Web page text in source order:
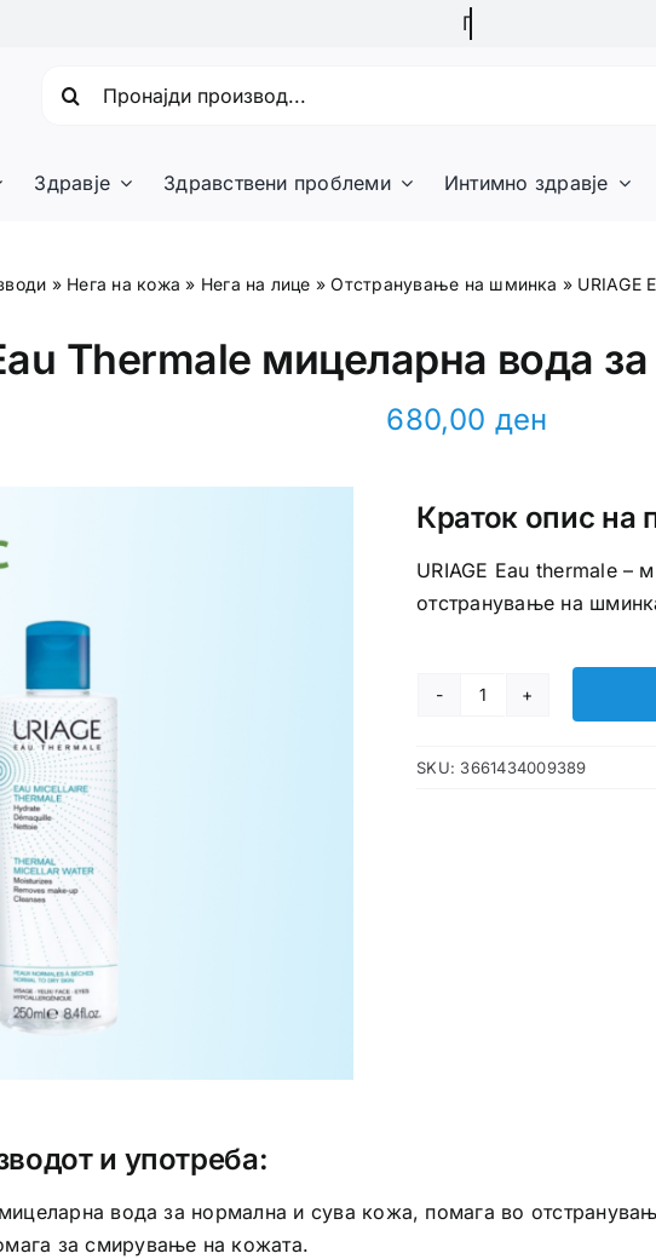
Здравје Здравствени проблеми Интимно здравје
» Нега на кожа » Нега на лице »Отстранување на шминка » URIAGE
Thermale мицеларна вода
680,00 ден
Краток опис на
URIAGE Eau thermale –
отстранување на
URIAGE
Thermale
SKU: 3661434009389
и употреба:
вода за нормална и сува кожа, помага во
за смирување на кожата.